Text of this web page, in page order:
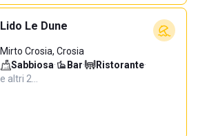
Lido Le Dune
Mirto Crosia, Crosia
Sabbiosa· Bar· Ristorante·
e altri 2…